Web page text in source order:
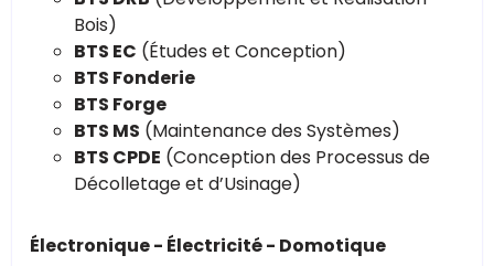
Bois)
BTS EC (Études et Conception)
BTS Fonderie
BTS Forge
BTS MS (Maintenance des Systèmes)
BTS CPDE (Conception des Processus de
Décolletage et d’Usinage)
Électronique - Électricité - Domotique